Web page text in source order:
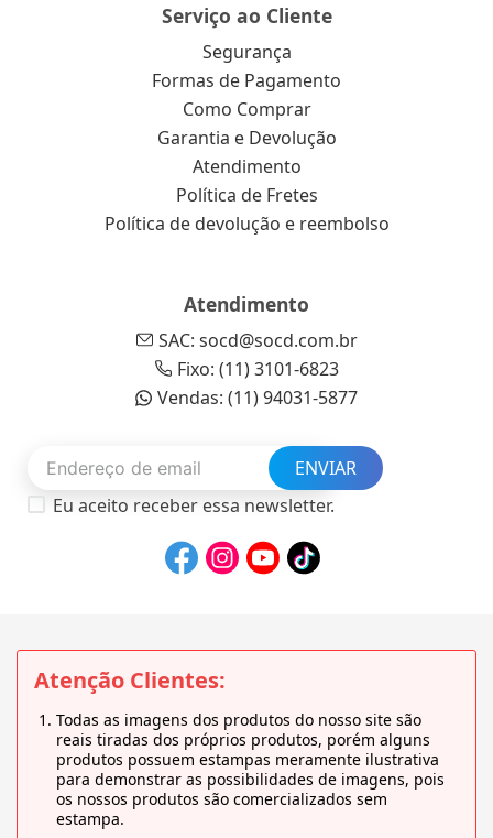
Serviço ao Cliente
Segurança
Formas de Pagamento
Como Comprar
Garantia e Devolução
Atendimento
Política de Fretes
Política de devolução e reembolso
Atendimento
SAC: socd@socd.com.br
Fixo: (11) 3101-6823
Vendas: (11) 94031-5877
ENVIAR
Eu aceito receber essa newsletter.
Atenção Clientes:
Todas as imagens dos produtos do nosso site são
reais tiradas dos próprios produtos, porém alguns
produtos possuem estampas meramente ilustrativa
para demonstrar as possibilidades de imagens, pois
os nossos produtos são comercializados sem
estampa.